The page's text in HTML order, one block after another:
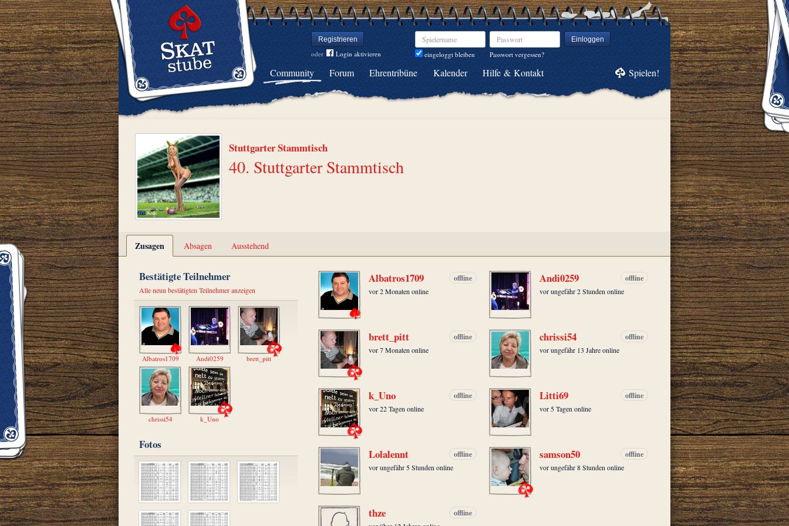
Registrieren
oder Login aktivieren
Spielername
eingeloggt bleiben
Passwort Einloggen
Passwort vergessen?
Community Forum Ehrentribüne Kalender Hilfe & Kontakt Spielen!
Stuttgarter Stammtisch
40. Stuttgarter Stammtisch
Zusagen Absagen Ausstehend
Bestätigte Teilnehmer
Alle neun bestätigten Teilnehmer anzeigen
Albatros1709 Andi0259 brett_pitt
chrissi54 k_Uno
Fotos
Albatros1709 offline
vor 2 Monaten online
Andi0259 offline
vor ungefähr 2 Stunden online
brett_pitt offline
vor 7 Monaten online
chrissi54 offline
vor ungefähr 13 Jahre online
k_Uno offline
vor 22 Tagen online
Litti69 offline
vor 5 Tagen online
Lolalennt offline
vor ungefähr 5 Stunden online
samson50 offline
vor ungefähr 8 Stunden online
thze offline